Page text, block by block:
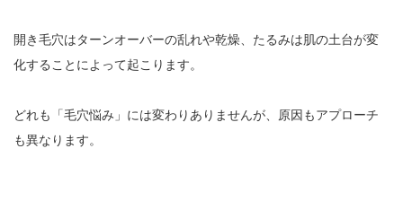
開き毛穴はターンオーバーの乱れや乾燥、たるみは肌の土台が変
化することによって起こります。
どれも「毛穴悩み」には変わりありませんが、原因もアプローチ
も異なります。